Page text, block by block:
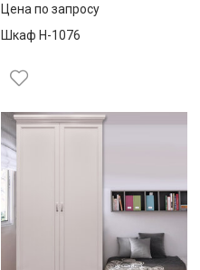
Цена по запросу
Шкаф Н-1076